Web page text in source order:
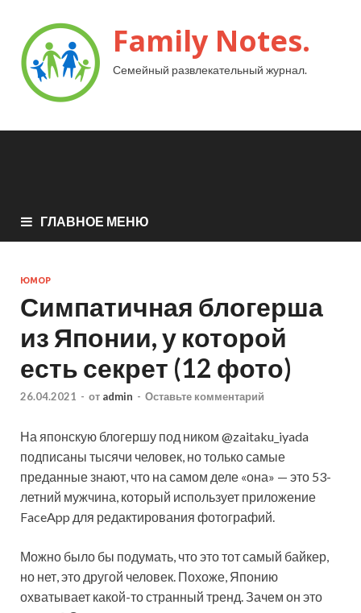
Family Notes.
Семейный развлекательный журнал.
ГЛАВНОЕ МЕНЮ
ЮМОР
Симпатичная блогерша
из Японии, у которой
есть секрет (12 фото)
26.04.2021 - от admin - Оставьте комментарий
На японскую блогершу под ником @zaitaku_iyada
подписаны тысячи человек, но только самые
преданные знают, что на самом деле «она» — это 53-
летний мужчина, который использует приложение
FaceApp для редактирования фотографий.
Можно было бы подумать, что это тот самый байкер,
но нет, это другой человек. Похоже, Японию
охватывает какой-то странный тренд. Зачем он это